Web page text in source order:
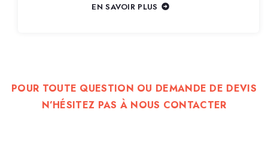
EN SAVOIR PLUS
POUR TOUTE QUESTION OU DEMANDE DE DEVIS
N’HÉSITEZ PAS À NOUS CONTACTER